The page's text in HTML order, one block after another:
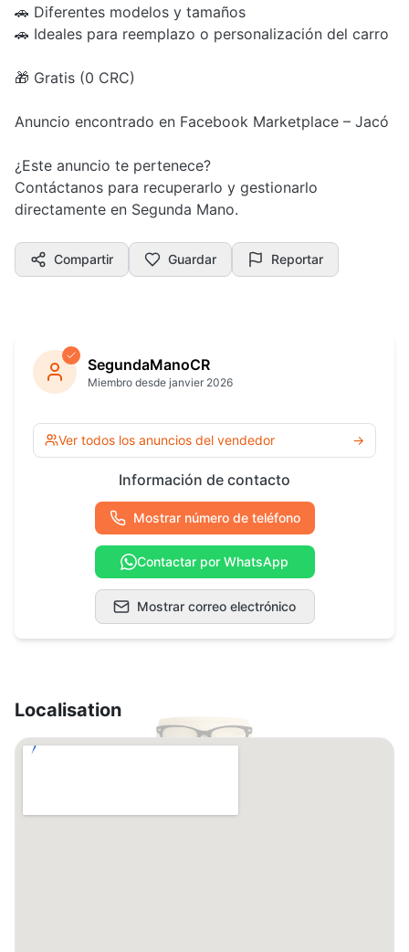
🚗 Diferentes modelos y tamaños
🚗 Ideales para reemplazo o personalización del carro
🎁 Gratis (0 CRC)
Anuncio encontrado en Facebook Marketplace – Jacó
¿Este anuncio te pertenece?
Contáctanos para recuperarlo y gestionarlo
directamente en Segunda Mano.
Compartir Guardar Reportar
SegundaManoCR
Miembro desde janvier 2026
Ver todos los anuncios del vendedor →
Información de contacto
Mostrar número de teléfono
Contactar por WhatsApp
Mostrar correo electrónico
Localisation